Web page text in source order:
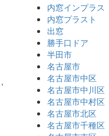
,
内窓インプラス
内窓プラスト
出窓
勝手口ドア
半田市
名古屋市
名古屋市中区
名古屋市中川区
名古屋市中村区
名古屋市北区
名古屋市千種区